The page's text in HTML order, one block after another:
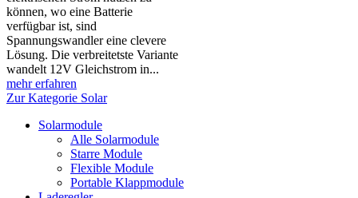
können, wo eine Batterie
verfügbar ist, sind
Spannungswandler eine clevere
Lösung. Die verbreitetste Variante
wandelt 12V Gleichstrom in...
mehr erfahren
Zur Kategorie Solar
Solarmodule
Alle Solarmodule
Starre Module
Flexible Module
Portable Klappmodule